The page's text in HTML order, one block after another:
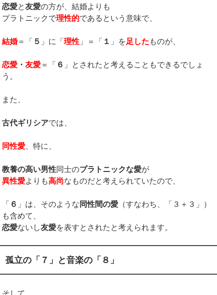
恋愛と友愛の方が、結婚よりも
プラトニックで理性的であるという意味で、
結婚 ＝「 ５ 」に「理性 」＝「 １ 」を足した ものが、
恋愛 ・友愛 ＝「 ６ 」とされたと考えることもできるでしょ
う。
また、
古代ギリシアでは、
同性愛、特に、
教養の高い男性 同士のプラトニックな愛が
異性愛よりも高尚なものだと考えられていたので、
「 ６ 」は、そのような 同性間の愛 （すなわち、「３＋３」）
も含めて、
恋愛ないし友愛を表すとされたと考えられます。
孤立の「７ 」 と音楽の「８」